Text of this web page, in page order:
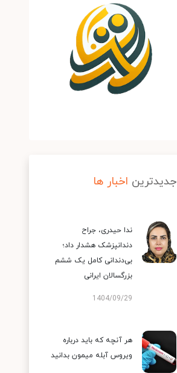
جدیدترین اخبار ها
ندا حیدری، جراح
دندانپزشک هشدار داد؛
بی‌دندانی کامل یک ششم
بزرگسالان ایرانی
1404/09/29
هر آنچه که باید درباره
ویروس آبله میمون بدانید